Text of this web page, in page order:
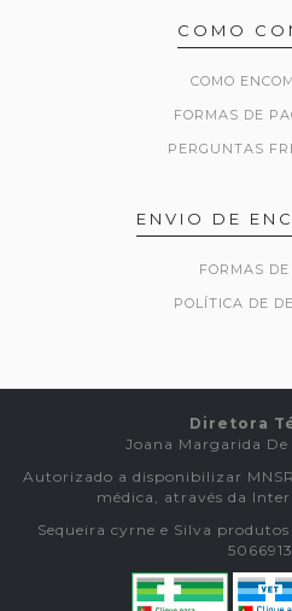
COMO
COMO
FORMAS DE
PERGUNTAS
ENVIO DE
FORMAS
POLÍTICA DE
Diretora
Joana Margarida
Autorizado a disponibilizar
médica, através da
Sequeira cyrne e Silva